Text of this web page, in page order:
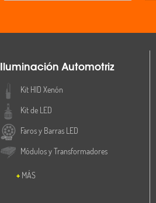
Iluminación Automotriz
Kit HID Xenón
Kit de LED
Faros y Barras LED
Módulos y Transformadores
MÁS